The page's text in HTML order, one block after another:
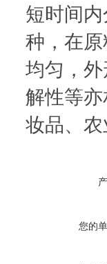
短时间
种，在
均匀，
解性等
妆品、
您的